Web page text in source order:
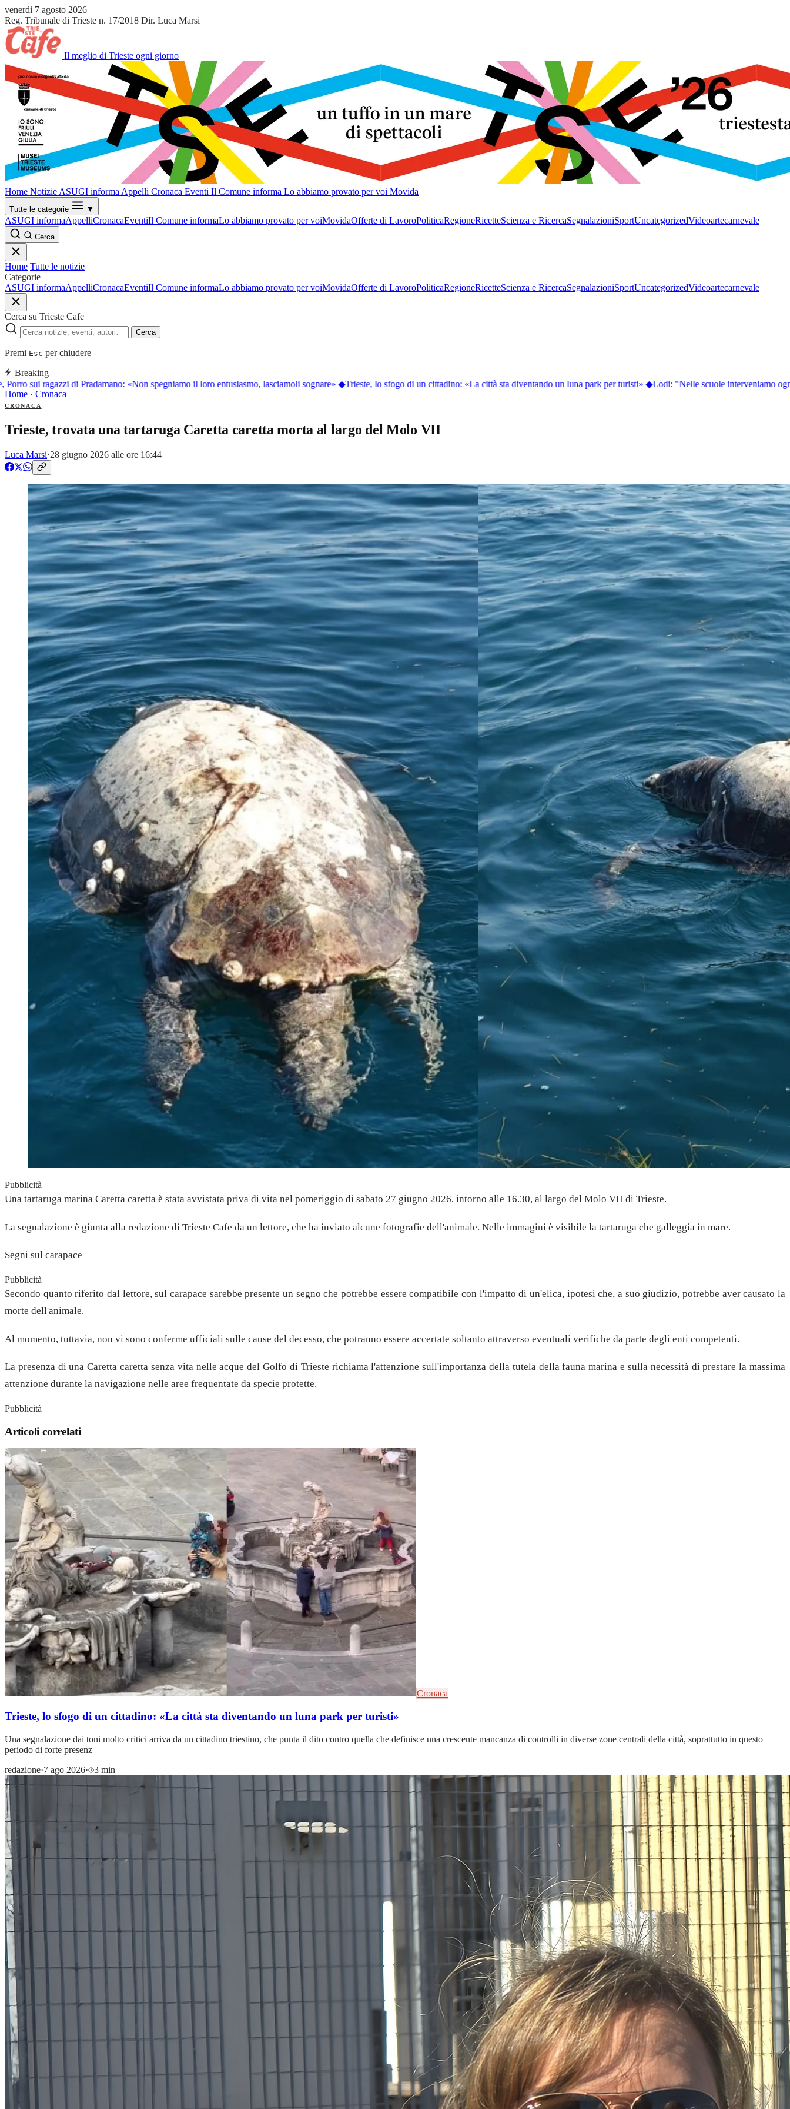
venerdì 7 agosto 2026
Reg. Tribunale di Trieste n. 17/2018 Dir. Luca Marsi
Il meglio di Trieste ogni giorno
Home Notizie ASUGI informa Appelli Cronaca Eventi Il Comune informa Lo abbiamo provato per voi Movida
Tutte le categorie ▼
ASUGI informaAppelliCronacaEventiIl Comune informaLo abbiamo provato per voiMovidaOfferte di LavoroPoliticaRegioneRicetteScienza e RicercaSegnalazioniSportUncategorizedVideoartecarnevale
Cerca
Home Tutte le notizie
Categorie
ASUGI informaAppelliCronacaEventiIl Comune informaLo abbiamo provato per voiMovidaOfferte di LavoroPoliticaRegioneRicetteScienza e RicercaSegnalazioniSportUncategorizedVideoartecarnevale
Cerca su Trieste Cafe
Cerca
Premi Esc per chiudere
Breaking
sui ragazzi di Pradamano: «Non spegniamo il loro entusiasmo, lasciamoli sognare»◆Trieste, lo sfogo di un cittadino: «La città sta diventando un luna park per turisti»◆Lodi: "Nelle scuole interveniamo ogni
Home · Cronaca
CRONACA
Trieste, trovata una tartaruga Caretta caretta morta al largo del Molo VII
Luca Marsi·28 giugno 2026 alle ore 16:44
Pubblicità
Una tartaruga marina Caretta caretta è stata avvistata priva di vita nel pomeriggio di sabato 27 giugno 2026, intorno alle 16.30, al largo del Molo VII di Trieste.
La segnalazione è giunta alla redazione di Trieste Cafe da un lettore, che ha inviato alcune fotografie dell'animale. Nelle immagini è visibile la tartaruga che galleggia in mare.
Segni sul carapace
Pubblicità
Secondo quanto riferito dal lettore, sul carapace sarebbe presente un segno che potrebbe essere compatibile con l'impatto di un'elica, ipotesi che, a suo giudizio, potrebbe aver causato la
morte dell'animale.
Al momento, tuttavia, non vi sono conferme ufficiali sulle cause del decesso, che potranno essere accertate soltanto attraverso eventuali verifiche da parte degli enti competenti.
La presenza di una Caretta caretta senza vita nelle acque del Golfo di Trieste richiama l'attenzione sull'importanza della tutela della fauna marina e sulla necessità di prestare la massima
attenzione durante la navigazione nelle aree frequentate da specie protette.
Pubblicità
Articoli correlati
Cronaca
Trieste, lo sfogo di un cittadino: «La città sta diventando un luna park per turisti»
Una segnalazione dai toni molto critici arriva da un cittadino triestino, che punta il dito contro quella che definisce una crescente mancanza di controlli in diverse zone centrali della città, soprattutto in questo
periodo di forte presenz
redazione·7 ago 2026· 3 min